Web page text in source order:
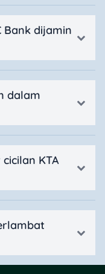
Bank dijamin
dalam
KTA